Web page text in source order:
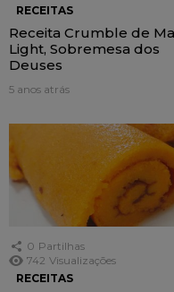
RECEITAS
Receita Crumble de
Light, Sobremesa dos
Deuses
5 anos atrás
0 Partilhas
742 Visualizações
RECEITAS